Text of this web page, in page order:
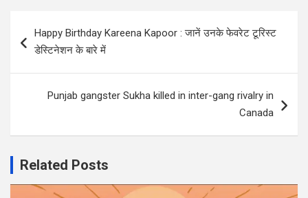
navigation
Happy Birthday Kareena Kapoor : जानें उनके फेवरेट टूरिस्ट
डेस्टिनेशन के बारे में
Punjab gangster Sukha killed in inter-gang rivalry in
Canada
Related Posts